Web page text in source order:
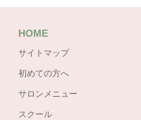
HOME
サイトマップ
初めての方へ
サロンメニュー
スクール